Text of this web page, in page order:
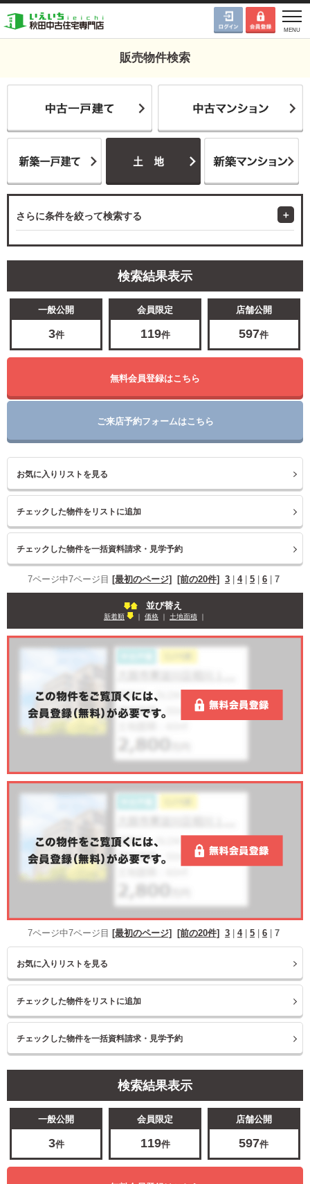
販売物件検索
さらに条件を絞って検索する
検索結果表示
一般公開
3件
会員限定
119件
店舗公開
597件
無料会員登録はこちら
ご来店予約フォームはこちら
お気に入りリストを見る
7ページ中7ページ目 [最初のページ] [前の20件] 3 4| 5 6 7
並び替え
新着順 ｜ 価格 ｜ 土地面積 ｜
7ページ中7ページ目 [最初のページ] [前の20件] 3 4| 5 6 7
お気に入りリストを見る
検索結果表示
一般公開
3件
会員限定
119件
店舗公開
597件